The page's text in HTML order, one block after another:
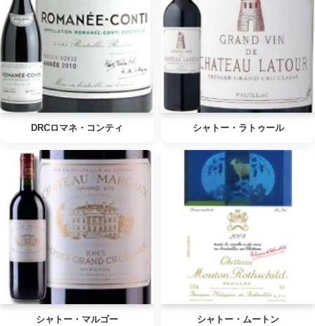
DRCロマネ・コンティ シャトー・ラトゥール
シャトー・マルゴー シャトー・ムートン